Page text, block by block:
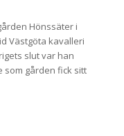
Hönssäter i
Västgöta kavalleri
slut var han
som gården fick sitt